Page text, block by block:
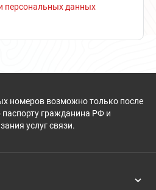
персональных данных
номеров возможно только после
гражданина РФ и
услуг связи.